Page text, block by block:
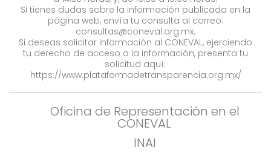
Si tienes dudas sobre la información publicada en la
página web, envía tu consulta al correo:
consultas@coneval.org.mx.
Si deseas solicitar información al CONEVAL, ejerciendo
tu derecho de acceso a la información, presenta tu
solicitud aquí:
https://www.plataformadetransparencia.org.mx/
Oficina de Representación en el
CONEVAL
INAI